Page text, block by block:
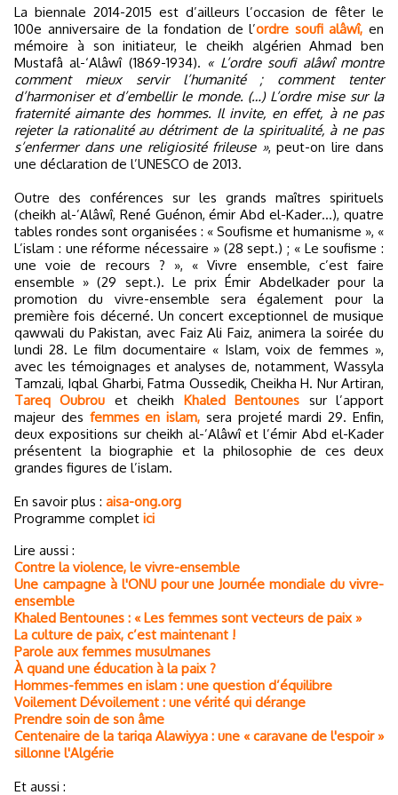
La biennale 2014-2015 est d’ailleurs l’occasion de fêter le
100e anniversaire de la fondation de l’ordre soufi alâwî, en
mémoire à son initiateur, le cheikh algérien Ahmad ben
Mustafâ al-‘Alâwî (1869-1934). « L’ordre soufi alâwî montre
comment mieux servir l’humanité ; comment tenter
d’harmoniser et d’embellir le monde. (…) L’ordre mise sur la
fraternité aimante des hommes. Il invite, en effet, à ne pas
rejeter la rationalité au détriment de la spiritualité, à ne pas
s’enfermer dans une religiosité frileuse », peut-on lire dans
une déclaration de l’UNESCO de 2013.
Outre des conférences sur les grands maîtres spirituels
(cheikh al-’Alâwî, René Guénon, émir Abd el-Kader…), quatre
tables rondes sont organisées : « Soufisme et humanisme », «
L’islam : une réforme nécessaire » (28 sept.) ; « Le soufisme :
une voie de recours ? », « Vivre ensemble, c’est faire
ensemble » (29 sept.). Le prix Émir Abdelkader pour la
promotion du vivre-ensemble sera également pour la
première fois décerné. Un concert exceptionnel de musique
qawwali du Pakistan, avec Faiz Ali Faiz, animera la soirée du
lundi 28. Le film documentaire « Islam, voix de femmes »,
avec les témoignages et analyses de, notamment, Wassyla
Tamzali, Iqbal Gharbi, Fatma Oussedik, Cheikha H. Nur Artiran,
Tareq Oubrou et cheikh Khaled Bentounes sur l’apport
majeur des femmes en islam, sera projeté mardi 29. Enfin,
deux expositions sur cheikh al-’Alâwî et l’émir Abd el-Kader
présentent la biographie et la philosophie de ces deux
grandes figures de l’islam.
En savoir plus : aisa-ong.org
Programme complet ici
Lire aussi :
Contre la violence, le vivre-ensemble
Une campagne à l'ONU pour une Journée mondiale du vivre-
ensemble
Khaled Bentounes : « Les femmes sont vecteurs de paix »
La culture de paix, c’est maintenant !
Parole aux femmes musulmanes
À quand une éducation à la paix ?
Hommes-femmes en islam : une question d’équilibre
Voilement Dévoilement : une vérité qui dérange
Prendre soin de son âme
Centenaire de la tariqa Alawiyya : une « caravane de l'espoir »
sillonne l'Algérie
Et aussi :